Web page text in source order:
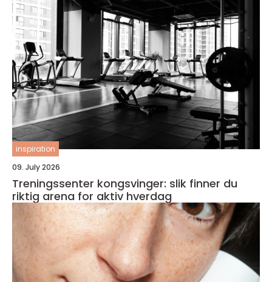
inspiration
09. July 2026
Treningssenter kongsvinger: slik finner du
riktig arena for aktiv hverdag